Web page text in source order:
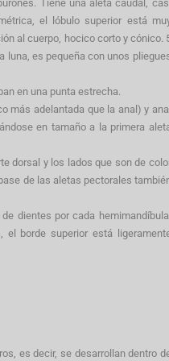
Tiene una aleta caudal,
el lóbulo superior está
al cuerpo, hocico corto y cónico.
luna, es pequeña con unos
en una punta estrecha.
más adelantada que la anal) y anal
en tamaño a la primera
dorsal y los lados que son de
de las aletas pectorales
dientes por cada
el borde superior está
es decir, se desarrollan dentro